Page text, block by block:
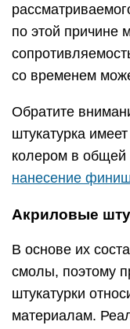
по этой причине
со временем
Обратите
штукатурка
колером в общей
нанесение
Акриловые
В основе их
смолы, поэтому
штукатурки
материалам.